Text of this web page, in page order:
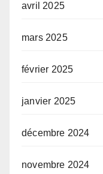
avril 2025
mars 2025
février 2025
janvier 2025
décembre 2024
novembre 2024